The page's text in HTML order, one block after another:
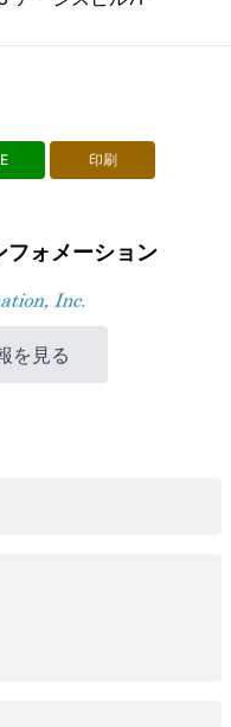
印刷
フォメーション
を見る